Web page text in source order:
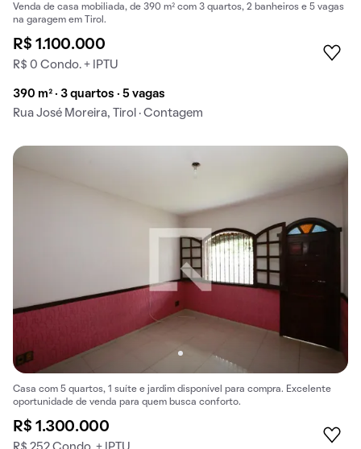
Venda de casa mobiliada, de 390 m² com 3 quartos, 2 banheiros e 5 vagas
na garagem em Tirol.
R$ 1.100.000
R$ 0 Condo. + IPTU
390 m² · 3 quartos · 5 vagas
Rua José Moreira, Tirol · Contagem
Casa com 5 quartos, 1 suíte e jardim disponível para compra. Excelente
oportunidade de venda para quem busca conforto.
R$ 1.300.000